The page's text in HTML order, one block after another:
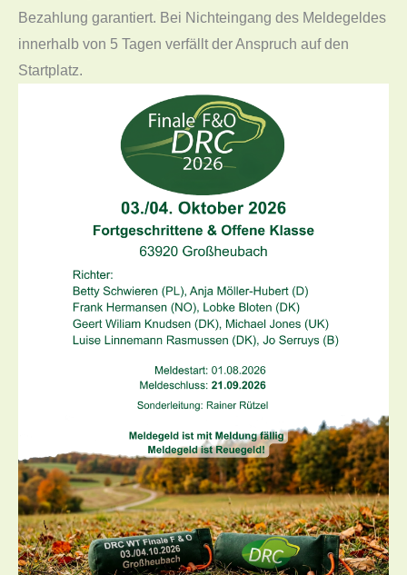
Bezahlung garantiert. Bei Nichteingang des Meldegeldes
innerhalb von 5 Tagen verfällt der Anspruch auf den
Startplatz.